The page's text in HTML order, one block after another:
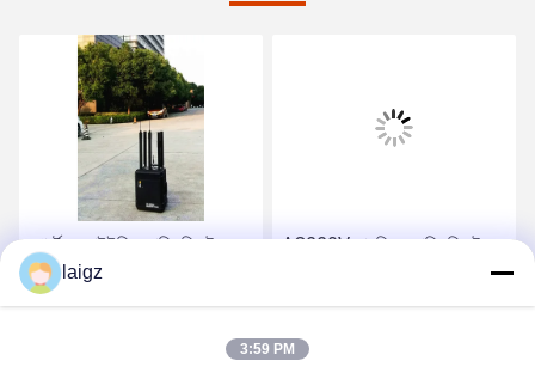
পোর্টেবল আইইডি জ্যামিং সিস্টেম
20MHz-6GHz ওয়িকি টিকি ব্যান্ড
সঙ্গে ওয়ার্কিং ফ্রিকোয়েন্সি
AC220V সামরিক জ্যামিং সিস্টেম,
জ্যামিং দূরত্ব
laigz
3:59 PM